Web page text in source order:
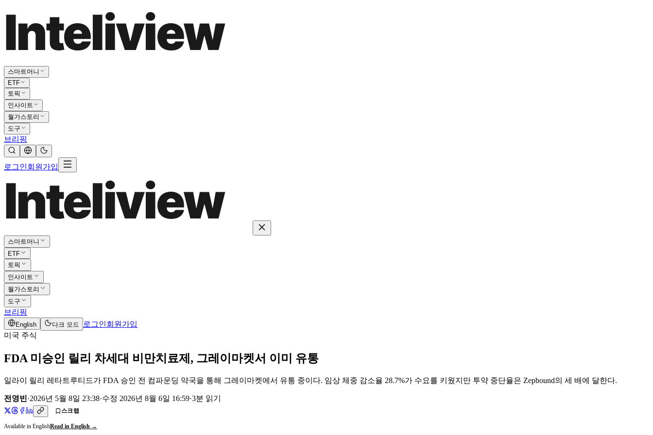
스마트머니
ETF
토픽
인사이트
월가스토리
도구
브리핑
로그인회원가입
스마트머니
ETF
토픽
인사이트
월가스토리
도구
브리핑
English 다크 모드 로그인회원가입
미국 주식
FDA 미승인 릴리 차세대 비만치료제, 그레이마켓서 이미 유통
일라이 릴리 레타트루티드가 FDA 승인 전 컴파운딩 약국을 통해 그레이마켓에서 유통 중이다. 임상 체중 감소율 28.7%가 수요를 키웠지만 투약 중단율은 Zepbound의 세 배에 달한다.
전영빈·2026년 5월 8일 23:38·수정 2026년 8월 6일 16:59·3분 읽기
스크랩
Available in EnglishRead in English →